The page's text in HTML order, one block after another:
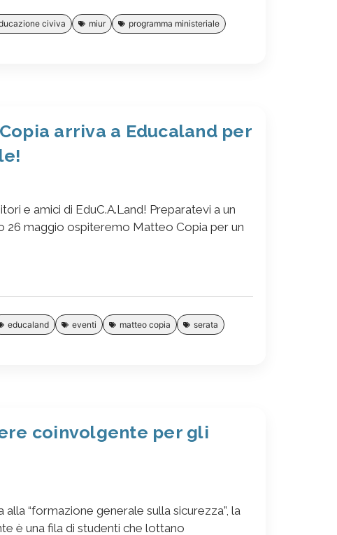
civiva miur programma ministeriale
arriva a Educaland per
e amici di EduC.A.Land! Preparatevi a un
26 maggio ospiteremo Matteo Copia per un
educaland eventi matteo copia serata
coinvolgente per gli
“formazione generale sulla sicurezza”, la
è una fila di studenti che lottano